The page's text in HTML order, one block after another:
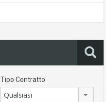
Tipo Contratto
Qualsiasi